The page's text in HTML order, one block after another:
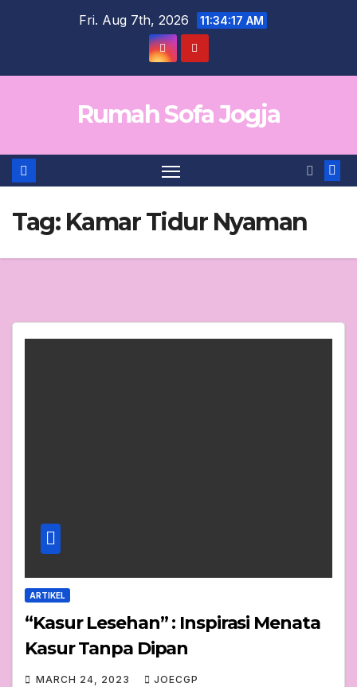
Fri. Aug 7th, 2026 11:34:17 AM
Rumah Sofa Jogja
Tag: Kamar Tidur Nyaman
ARTIKEL
“Kasur Lesehan” : Inspirasi Menata
Kasur Tanpa Dipan
MARCH 24, 2023 JOECGP